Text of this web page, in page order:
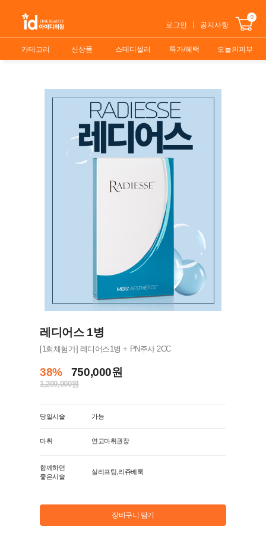
로그인 공지사항
카테고리 신상품 스테디셀러 특가/혜택 오늘의피부
0
레디어스 1병
[1회체험가] 레디어스1병 + PN주사 2CC
38% 750,000원
1,200,000원
당일시술 가능
마취 연고마취권장
함께하면
좋은시술
실리프팅,리쥬베룩
장바구니 담기